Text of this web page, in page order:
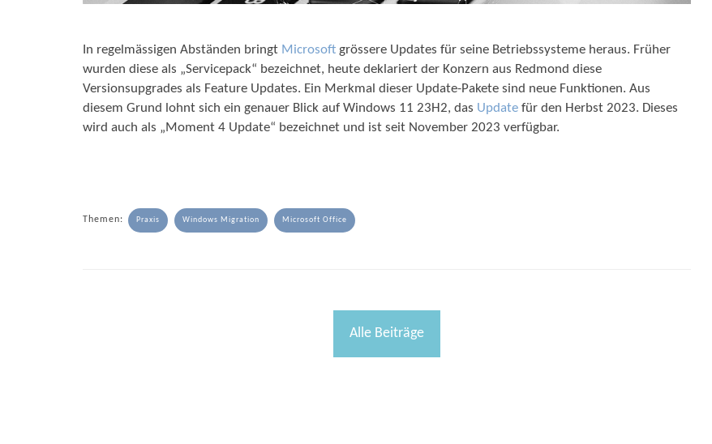
In regelmässigen Abständen bringt Microsoft grössere Updates für seine Betriebssysteme heraus. Früher
wurden diese als „Servicepack“ bezeichnet, heute deklariert der Konzern aus Redmond diese
Versionsupgrades als Feature Updates. Ein Merkmal dieser Update-Pakete sind neue Funktionen. Aus
diesem Grund lohnt sich ein genauer Blick auf Windows 11 23H2, das Update für den Herbst 2023. Dieses
wird auch als „Moment 4 Update“ bezeichnet und ist seit November 2023 verfügbar.
Themen: Praxis Windows Migration Microsoft Office
Alle Beiträge